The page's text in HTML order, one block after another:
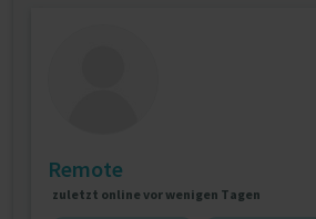
Remote
zuletzt online vor wenigen Tagen